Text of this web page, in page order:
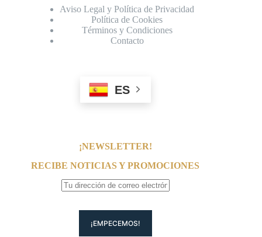
Aviso Legal y Política de Privacidad
Política de Cookies
Términos y Condiciones
Contacto
ES
¡NEWSLETTER!
RECIBE NOTICIAS Y PROMOCIONES